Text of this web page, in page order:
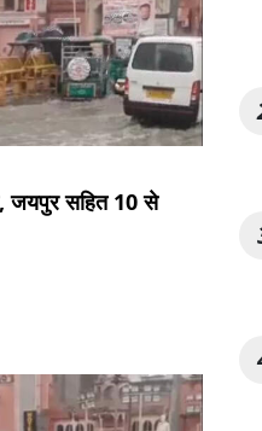
जयपुर सहित 10 से